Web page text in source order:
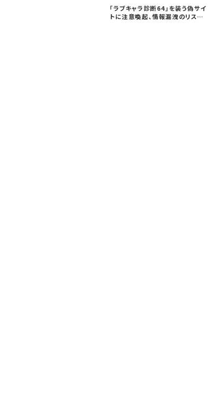
「ラブキャラ診断64」を装う偽サイ
トに注意喚起、情報漏洩のリスク